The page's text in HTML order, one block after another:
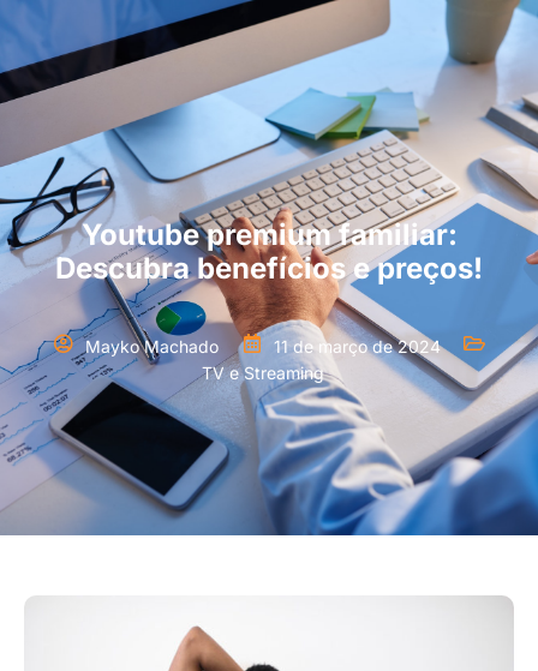
Youtube premium familiar:
Descubra benefícios e preços!
Mayko Machado
11 de março de 2024
TV e Streaming